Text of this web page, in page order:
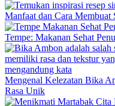
Manfaat dan Cara
Tempe: Makanan Sehat
Mengenal Kelezatan Bika
Rasa Unik